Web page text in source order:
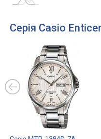
Серія Casio